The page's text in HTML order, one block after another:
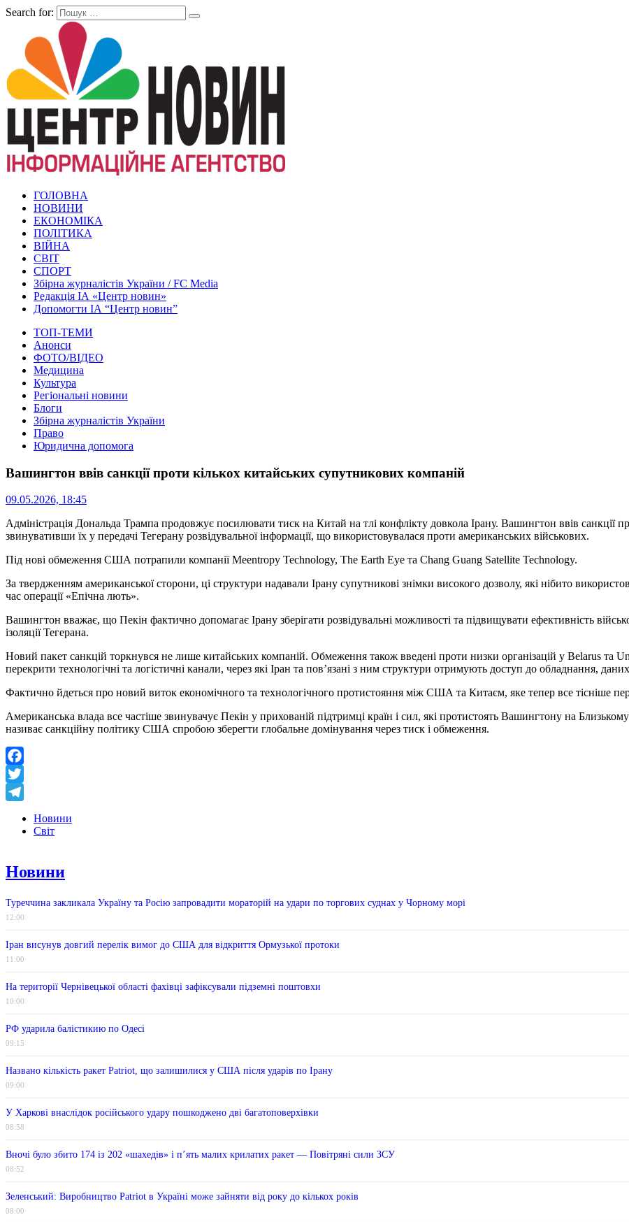
Search for:
ГОЛОВНА
НОВИНИ
ЕКОНОМІКА
ПОЛІТИКА
ВІЙНА
СВІТ
СПОРТ
Збірна журналістів України / FC Media
Редакція ІА «Центр новин»
Допомогти ІА “Центр новин”
ТОП-ТЕМИ
Анонси
ФОТО/ВІДЕО
Медицина
Культура
Регіональні новини
Блоги
Збірна журналістів України
Право
Юридична допомога
Вашингтон ввів санкції проти кількох китайських супутникових компаній
09.05.2026, 18:45
Адміністрація Дональда Трампа продовжує посилювати тиск на Китай на тлі конфлікту довкола Ірану. Вашингтон ввів санкції
звинувативши їх у передачі Тегерану розвідувальної інформації, що використовувалася проти американських військових.
Під нові обмеження США потрапили компанії Meentropy Technology, The Earth Eye та Chang Guang Satellite Technology.
За твердженням американської сторони, ці структури надавали Ірану супутникові знімки високого дозволу, які нібито
час операції «Епічна лють».
Вашингтон вважає, що Пекін фактично допомагає Ірану зберігати розвідувальні можливості та підвищувати ефективність
ізоляції Тегерана.
Новий пакет санкцій торкнувся не лише китайських компаній. Обмеження також введені проти низки організацій у Belarus та
перекрити технологічні та логістичні канали, через які Іран та пов’язані з ним структури отримують доступ до обладнання,
Фактично йдеться про новий виток економічного та технологічного протистояння між США та Китаєм, яке тепер все тісніше
Американська влада все частіше звинувачує Пекін у прихованій підтримці країн і сил, які протистоять Вашингтону на
називає санкційну політику США спробою зберегти глобальне домінування через тиск і обмеження.
Facebook
Twitter
Новини
Світ
Новини
Туреччина закликала Україну та Росію запровадити мораторій на удари по торгових суднах у Чорному морі
12:00
Іран висунув довгий перелік вимог до США для відкриття Ормузької протоки
11:00
На території Чернівецької області фахівці зафіксували підземні поштовхи
10:00
РФ ударила балістикию по Одесі
09:15
Названо кількість ракет Patriot, що залишилися у США після ударів по Ірану
09:00
У Харкові внаслідок російського удару пошкоджено дві багатоповерхівки
08:58
Вночі було збито 174 із 202 «шахедів» і п’ять малих крилатих ракет — Повітряні сили ЗСУ
08:52
Зеленський: Виробництво Patriot в Україні може зайняти від року до кількох років
08:00